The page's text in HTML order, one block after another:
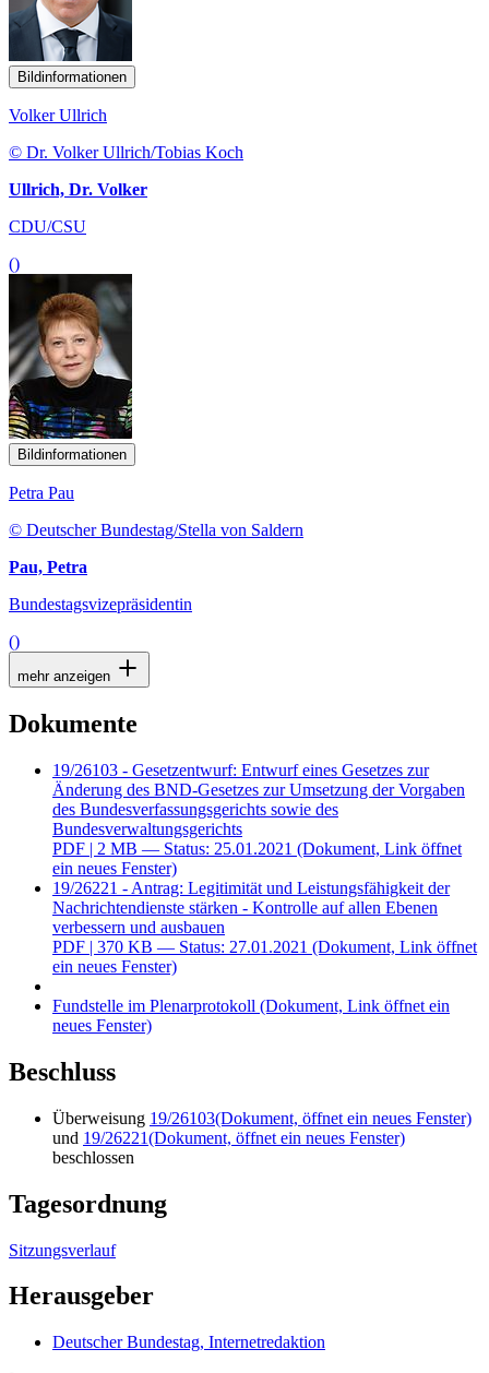
Bildinformationen
Volker Ullrich
© Dr. Volker Ullrich/Tobias Koch
Ullrich, Dr. Volker
CDU/CSU
()
Bildinformationen
Petra Pau
© Deutscher Bundestag/Stella von Saldern
Pau, Petra
Bundestagsvizepräsidentin
()
mehr anzeigen
Dokumente
19/26103 - Gesetzentwurf: Entwurf eines Gesetzes zur
Änderung des BND-Gesetzes zur Umsetzung der Vorgaben
des Bundesverfassungsgerichts sowie des
Bundesverwaltungsgerichts
PDF | 2 MB — Status: 25.01.2021 (Dokument, Link öffnet
ein neues Fenster)
19/26221 - Antrag: Legitimität und Leistungsfähigkeit der
Nachrichtendienste stärken - Kontrolle auf allen Ebenen
verbessern und ausbauen
PDF | 370 KB — Status: 27.01.2021 (Dokument, Link öffnet
ein neues Fenster)
Fundstelle im Plenarprotokoll (Dokument, Link öffnet ein
neues Fenster)
Beschluss
Überweisung 19/26103(Dokument, öffnet ein neues Fenster)
und 19/26221(Dokument, öffnet ein neues Fenster)
beschlossen
Tagesordnung
Sitzungsverlauf
Herausgeber
Deutscher Bundestag, Internetredaktion